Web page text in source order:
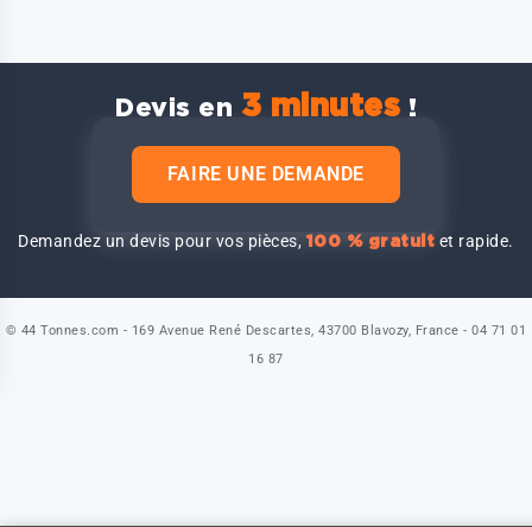
Devis en 3 minutes !
FAIRE UNE DEMANDE
Demandez un devis pour vos pièces,100 % gratuit et rapide.
© 44 Tonnes.com - 169 Avenue René Descartes, 43700 Blavozy, France - 04 71 01
16 87